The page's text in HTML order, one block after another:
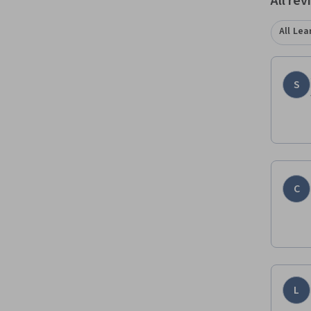
All
S
C
L